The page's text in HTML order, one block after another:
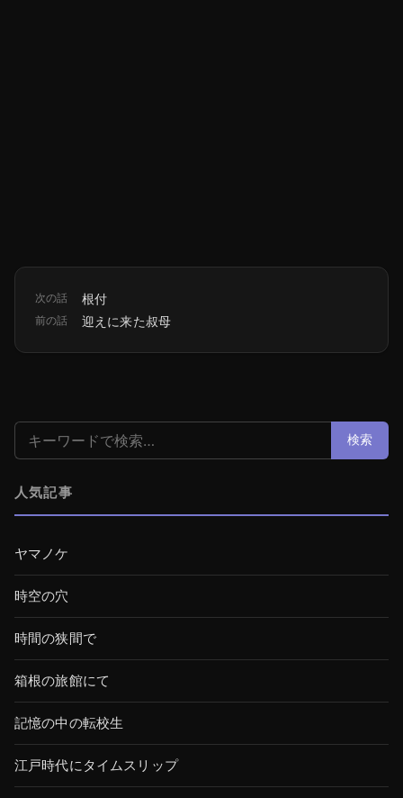
次の話 根付
前の話 迎えに来た叔母
検索: 検索
人気記事
ヤマノケ
時空の穴
時間の狭間で
箱根の旅館にて
記憶の中の転校生
江戸時代にタイムスリップ